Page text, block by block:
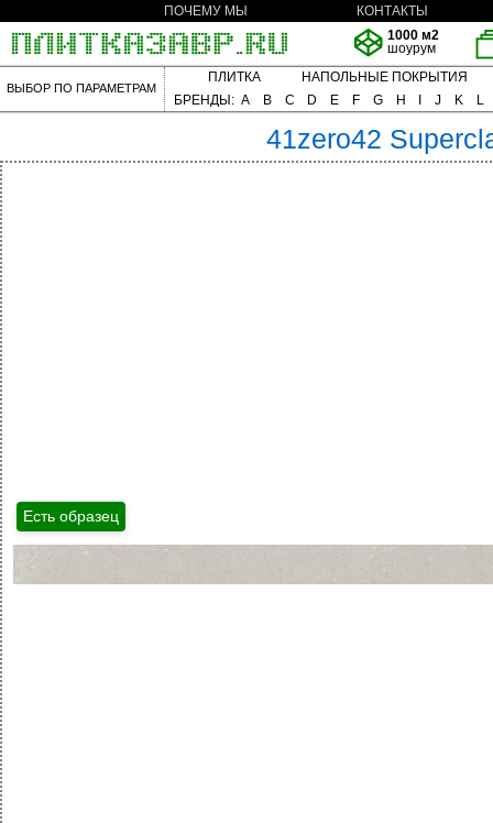
ПОЧЕМУ МЫ
КОНТАКТЫ
1000 м2
шоурум
ВЫБОР ПО ПАРАМЕТРАМ
ПЛИТКА
НАПОЛЬНЫЕ ПОКРЫТИЯ
БРЕНДЫ: A B C D E F G H J K L
41zero42
Есть образец